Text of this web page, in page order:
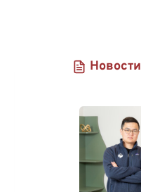
Новости